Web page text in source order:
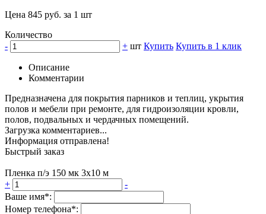
Цена 845 руб. за 1 шт
Количество
-
+ шт Купить Купить в 1 клик
Описание
Комментарии
Предназначена для покрытия парников и теплиц, укрытия
полов и мебели при ремонте, для гидроизоляции кровли,
полов, подвальных и чердачных помещений.
Загрузка комментариев...
Информация отправлена!
Быстрый заказ
Пленка п/э 150 мк 3х10 м
+
-
Ваше имя*:
Номер телефона*: